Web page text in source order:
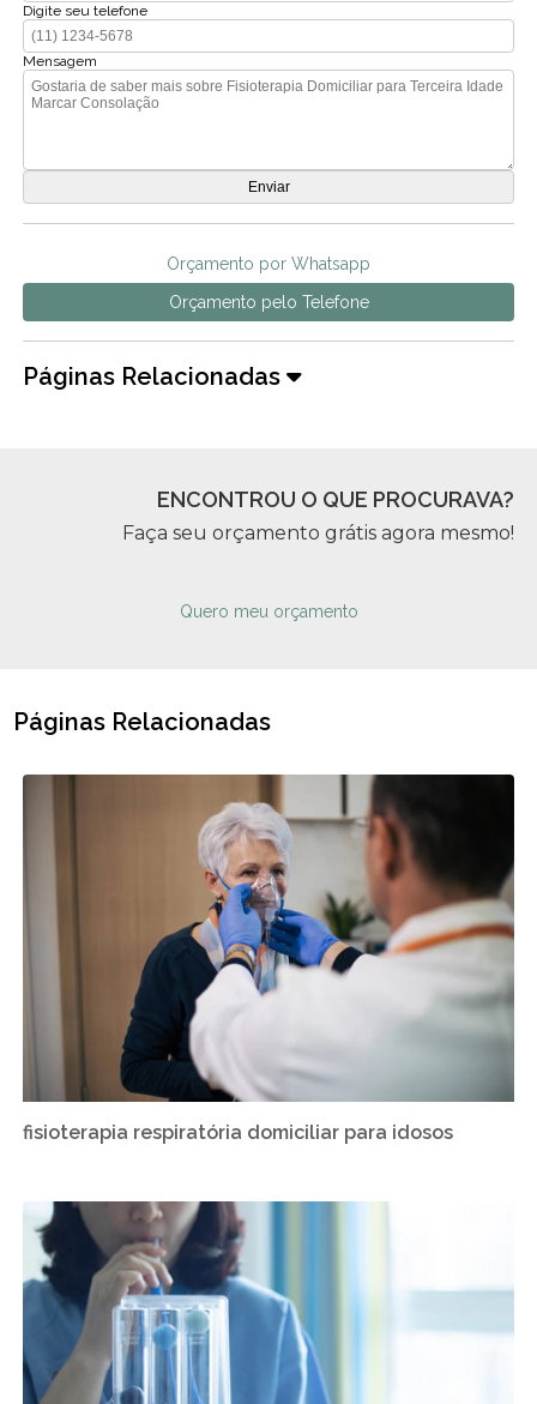
Digite seu telefone
Mensagem
Orçamento por Whatsapp
Orçamento pelo Telefone
Páginas Relacionadas
ENCONTROU O QUE PROCURAVA?
Faça seu orçamento grátis agora mesmo!
Quero meu orçamento
Páginas Relacionadas
fisioterapia respiratória domiciliar para idosos